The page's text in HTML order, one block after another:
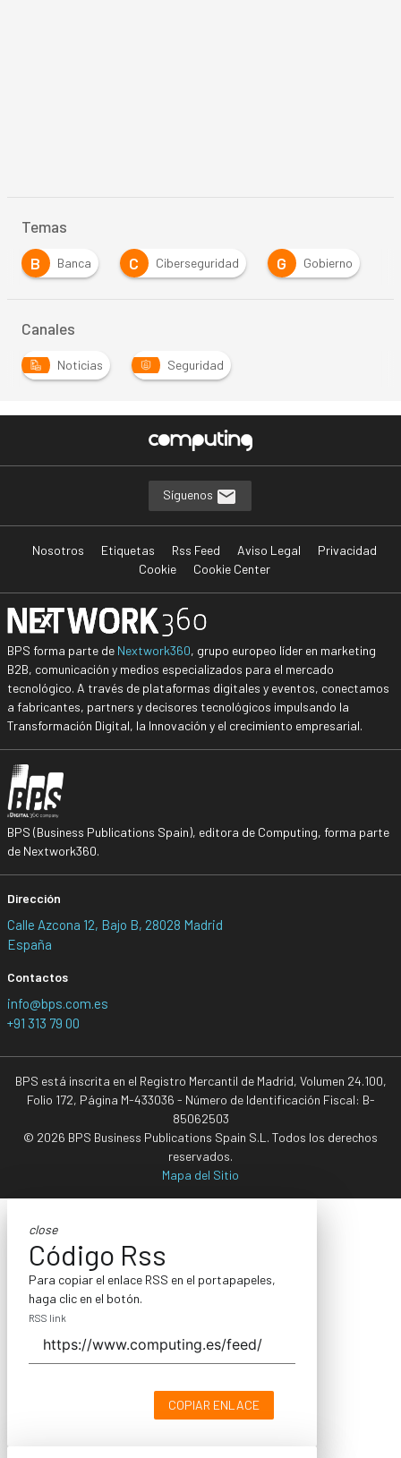
Temas
B
Banca C Ciberseguridad G Gobierno
Canales
Noticias Seguridad
Síguenos
Nosotros Etiquetas Rss Feed Aviso Legal
Privacidad
Cookie
Cookie Center
BPS forma parte de Nextwork360, grupo europeo líder en marketing
B2B, comunicación y medios especializados para el mercado
tecnológico. A través de plataformas digitales y eventos, conectamos
a fabricantes, partners y decisores tecnológicos impulsando la
Transformación Digital, la Innovación y el crecimiento empresarial.
BPS (Business Publications Spain), editora de Computing, forma parte
de Nextwork360.
Dirección
Calle Azcona 12, Bajo B, 28028 Madrid
España
Contactos
info@bps.com.es
+91 313 79 00
BPS está inscrita en el Registro Mercantil de Madrid, Volumen 24.100,
Folio 172, Página M-433036 - Número de Identificación Fiscal: B-
85062503
© 2026 BPS Business Publications Spain S.L. Todos los derechos
reservados.
Mapa del Sitio
close
Código Rss
Para copiar el enlace RSS en el portapapeles,
haga clic en el botón.
RSS link
COPIAR ENLACE